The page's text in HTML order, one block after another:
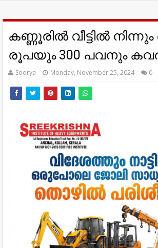
കണ്ണൂരിൽ വീട്ടിൽ
രൂപയും 300 പവനും
Soorya Monday, November 25, 2024 0